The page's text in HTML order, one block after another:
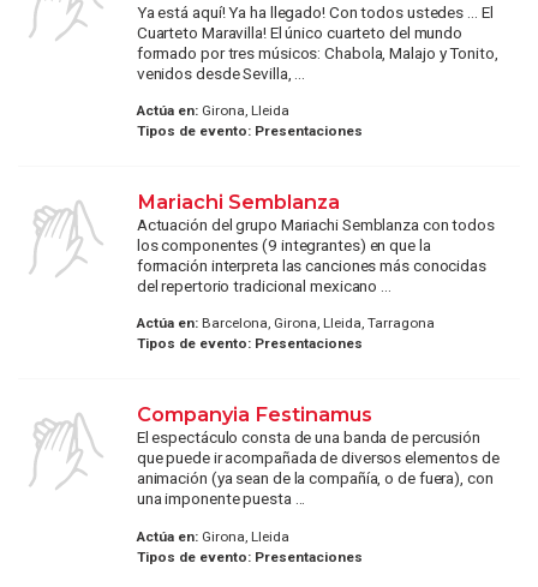
Ya está aquí! Ya ha llegado! Con todos ustedes ... El
Cuarteto Maravilla! El único cuarteto del mundo
formado por tres músicos: Chabola, Malajo y Tonito,
venidos desde Sevilla, ...
Actúa en:Girona, Lleida
Tipos de evento: Presentaciones
Mariachi Semblanza
Actuación del grupo Mariachi Semblanza con todos
los componentes (9 integrantes) en que la
formación interpreta las canciones más conocidas
del repertorio tradicional mexicano ...
Actúa en:Barcelona, Girona, Lleida, Tarragona
Tipos de evento: Presentaciones
Companyia Festinamus
El espectáculo consta de una banda de percusión
que puede ir acompañada de diversos elementos de
animación (ya sean de la compañía, o de fuera), con
una imponente puesta ...
Actúa en:Girona, Lleida
Tipos de evento: Presentaciones